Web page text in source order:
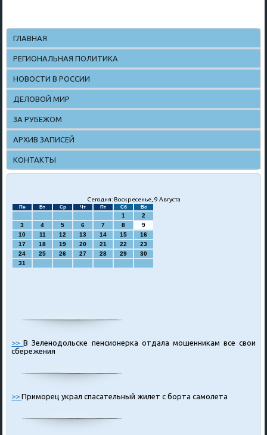
ГЛАВНАЯ
РЕГИОНАЛЬНАЯ ПОЛИТИКА
НОВОСТИ В РОССИИ
ДЕЛОВОЙ МИР
ЗА РУБЕЖОМ
АРХИВ ЗАПИСЕЙ
КОНТАКТЫ
Сегодня: Воскресенье, 9 Августа
Пн Вт Ср Чт Пт Сб Вс
1
2
3
4 5 6 7 8
9
10
11 12 13 14 15
16
17
18 19 20 21 22
23
24
25 26 27 28 29
30
31
>>В Зеленодольске пенсионерка отдала мошенникам все свои
сбережения
>>Приморец украл спасательный жилет с борта самолета